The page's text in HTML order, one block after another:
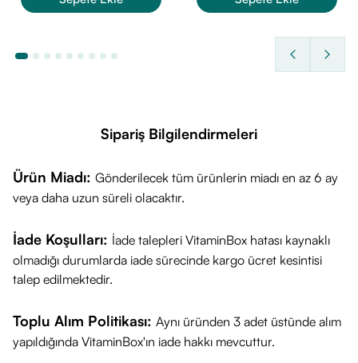
Kolostrum, Beta Glukan (1,3-1,6), Fosfor minerali, Kara
içermektedir. Tropikal aromalıdır. Soya, gluten, yapay aroma
ve renklendirici içermez. Şeker ilavesi bulunmamaktadır.
tablet formuyla kolay tüketim sunması, şeker ve yapay katkı
maddeleri içermemesi ürünün öne çıkan özellikleri
arasındadır. Kolostrum, beta glukan ve kara mürver gibi
Sipariş Bilgilendirmeleri
Ürün Miadı: Gönderilecek tüm ürünlerin miadı en az 6 ay
veya daha uzun süreli olacaktır.
İade Koşulları: İade talepleri VitaminBox hatası kaynaklı
olmadığı durumlarda iade sürecinde kargo ücret kesintisi
talep edilmektedir.
Toplu Alım Politikası: Aynı üründen 3 adet üstünde alım
yapıldığında VitaminBox'ın iade hakkı mevcuttur.